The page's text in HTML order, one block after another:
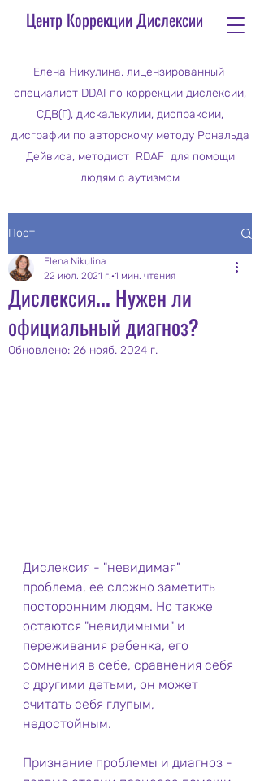
Центр Коррекции Дислексии
Елена Никулина, лицензированный
специалист DDAI по коррекции дислексии,
СДВ(Г), дискалькулии, диспраксии,
дисграфии по авторскому методу Рональда
Дейвиса, методист RDAF для помощи
людям с аутизмом
Пост
Дислексия... Нужен ли
официальный диагноз?
Elena Nikulina
22 июл. 2021 г. 1 мин. чтения
Обновлено: 26 нояб. 2024 г.
Дислексия - "невидимая"
проблема, ее сложно заметить
посторонним людям. Но также
остаются "невидимыми" и
переживания ребенка, его
сомнения в себе, сравнения себя
с другими детьми, он может
считать себя глупым,
недостойным.
Признание проблемы и диагноз -